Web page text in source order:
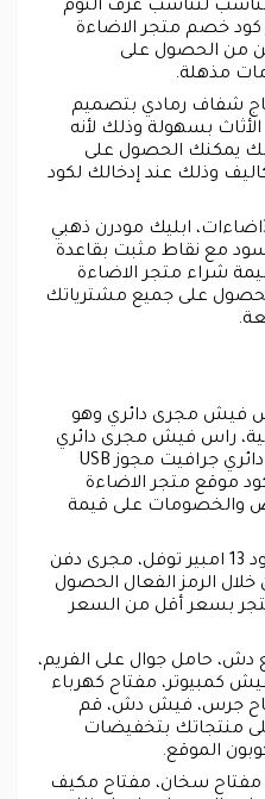
لتناسب غرف النوم
كود خصم متجر الاضاءة
من الحصول على
مذهلة.
شفاف رمادي بتصميم
بسهولة وذلك لأنه
يمكنك الحصول على
وذلك عند إدخالك لكود
يوجد ابليك مفرد ذهبي مع 3اضاءات، ابليك مودرن ذهبي
مع نقاط مثبت بقاعدة
شراء متجر الاضاءة
على جميع مشترياتك
فيش مجرى دائري وهو
راس فيش مجرى دائري
جرافيت، راس فيش مجرى دائري جرافيت مجوز USB
موقع متجر الاضاءة
والخصومات على قيمة
راس فيش مجرى مربع اسود 13 امبير توفل، مجرى دفن
خلال الرمز الفعال الحصول
بسعر أقل من السعر
حامل جوال على الفريم،
كمبيوتر، مفتاح كهرباء
جرس، فيش دش، قم
منتجاتك بتخفيضات
الموقع.
مفتاح سخان، مفتاح مكيف